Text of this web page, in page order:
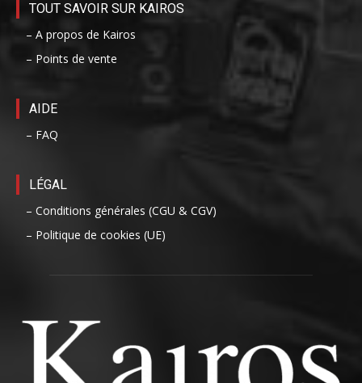
TOUT SAVOIR SUR KAIROS
– A propos de Kairos
– Points de vente
AIDE
– FAQ
LÉGAL
– Conditions générales (CGU & CGV)
– Politique de cookies (UE)